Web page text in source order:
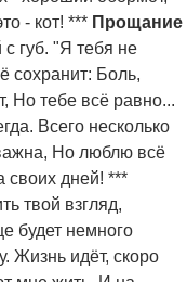
- кот! *** Прощание
губ. "Я тебя не
сохранит: Боль,
Но тебе всё равно...
Всего несколько
Но люблю всё
своих дней! ***
твой взгляд,
будет немного
Жизнь идёт, скоро